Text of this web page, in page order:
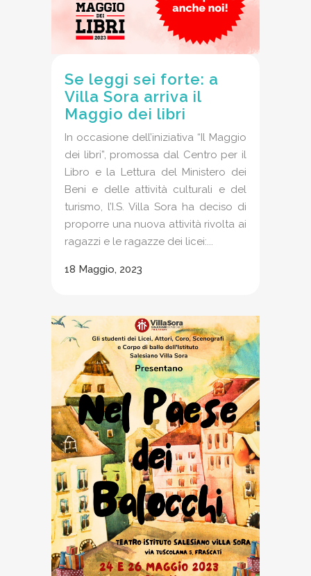
Se leggi sei forte: a
Villa Sora arriva il
Maggio dei libri
In occasione dell’iniziativa “Il Maggio
dei libri”, promossa dal Centro per il
Libro e la Lettura del Ministero dei
Beni e delle attività culturali e del
turismo, l’I.S. Villa Sora ha deciso di
proporre una nuova attività rivolta ai
ragazzi e le ragazze dei licei:...
18 Maggio, 2023